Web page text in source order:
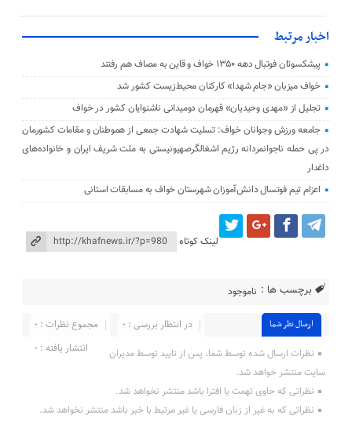
اخبار مرتبط
پیشکسوتان فوتبال دهه ۱۳۵۰ خواف و قاین به مصاف هم رفتند
خواف میزبان «جام شهدا» کارکنان محیط‌زیست کشور شد
تجلیل از «مهدی وحیدیان» قهرمان دومیدانی ناشنوایان کشور در خواف
جامعه ورزش وجوانان خواف: تسلیت شهادت جمعی از هموطنان و مقامات کشورمان
در پی حمله ناجوانمردانه رژیم اشغالگرصهیونیستی به ملت شریف ایران و خانواده‌های
داغدار
اعزام تیم فوتسال دانش‌آموزان شهرستان خواف به مسابقات استانی
لینک کوتاه
برچسب ها : ناموجود
ارسال نظر شما مجموع نظرات : ۰
در انتظار بررسی : ۰
انتشار یافته : ۰
نظرات ارسال شده توسط شما، پس از تایید توسط مدیران
سایت منتشر خواهد شد.
نظراتی که حاوی تهمت یا افترا باشد منتشر نخواهد شد.
نظراتی که به غیر از زبان فارسی یا غیر مرتبط با خبر باشد منتشر نخواهد شد.